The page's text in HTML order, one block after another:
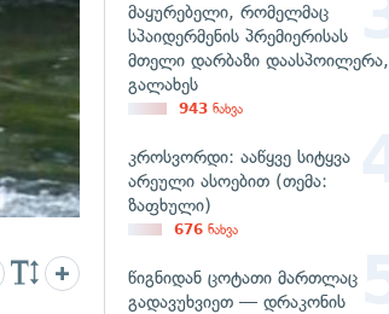
მაყურებელი, რომელმაც
სპაიდერმენის პრემიერისას
მთელი დარბაზი დაასპოილერა,
გალახეს
943 ნახვა
კროსვორდი: ააწყვე სიტყვა
არეული ასოებით (თემა:
ზაფხული)
676 ნახვა
წიგნიდან ცოტათი მართლაც
გადავუხვიეთ — დრაკონის